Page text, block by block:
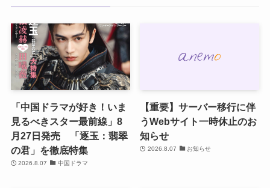
「中国ドラマが好き！いま
見るべきスター最前線」8
月27日発売 「逐玉：翡翠
の君」を徹底特集
2026.8.07 中国ドラマ
【重要】サーバー移行に伴
うWebサイト一時休止のお
知らせ
2026.8.07 お知らせ